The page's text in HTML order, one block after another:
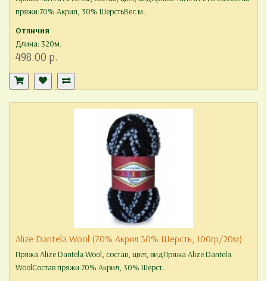
пряжи:70% Акрил, 30% ШерстьВес м..
Отличия
Длина: 320м.
498.00 р.
Alize Dantela Wool (70% Акрил 30% Шерсть, 100гр/20м)
Пряжа Alize Dantela Wool, состав, цвет, видПряжа Alize Dantela
WoolСостав пряжи:70% Акрил, 30% Шерст..